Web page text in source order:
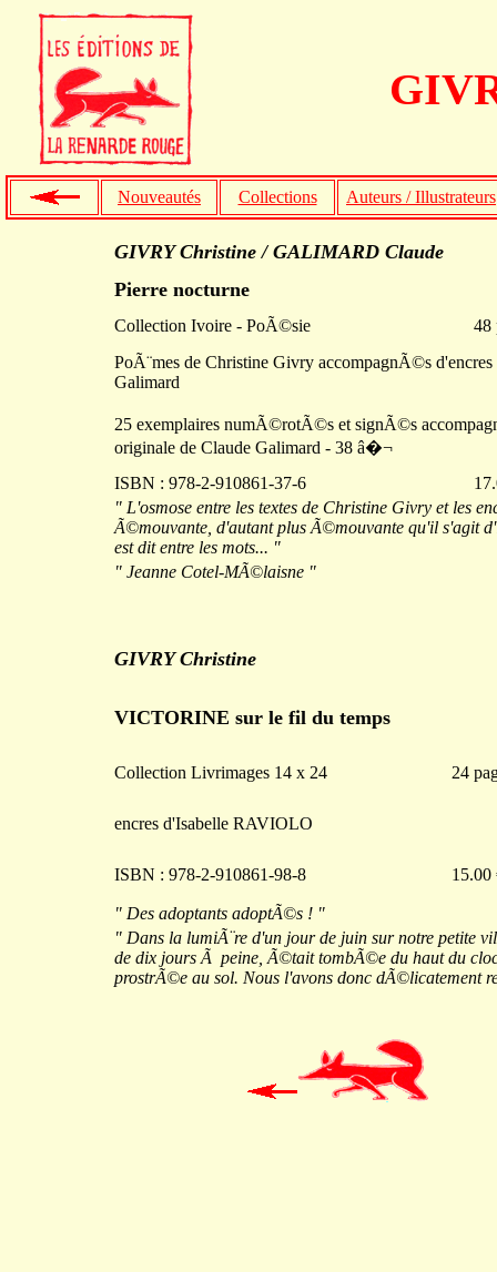
Nouveautés Collections Auteurs / Illustrateurs
GIVRY Christine / GALIMARD Claude
Pierre nocturne
Collection Ivoire - PoÃ©sie
48
PoÃ¨mes de Christine Givry accompagnÃ©s d'encres
Galimard
25 exemplaires numÃ©rotÃ©s et signÃ©s
originale de Claude Galimard - 38 â�¬
ISBN : 978-2-910861-37-6
" L'osmose entre les textes de Christine Givry et les
Ã©mouvante, d'autant plus Ã©mouvante qu'il s'agit
est dit entre les mots... "
" Jeanne Cotel-MÃ©laisne "
GIVRY Christine
VICTORINE sur le fil du temps
Collection Livrimages 14 x 24 24
encres d'Isabelle RAVIOLO
ISBN : 978-2-910861-98-8 15.00
" Des adoptants adoptÃ©s ! "
" Dans la lumiÃ¨re d'un jour de juin sur notre petite
de dix jours Ã peine, Ã©tait tombÃ©e du haut du
prostrÃ©e au sol. Nous l'avons donc dÃ©licatement